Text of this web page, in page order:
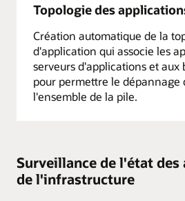
Topologie des
Création automatique de la
d'application qui associe les
serveurs d'applications et aux
pour permettre le dépannage
l'ensemble de la pile.
Surveillance de l'état
de l'infrastructure